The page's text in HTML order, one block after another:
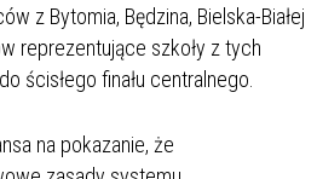
z Bytomia, Będzina, Bielska-Białej
reprezentujące szkoły z tych
ścisłego finału centralnego.
na pokazanie, że